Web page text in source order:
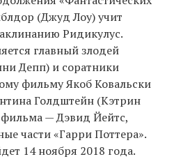
(Джуд Лоу) учит
Ридикулус.
главный злодей
Депп) и соратники
фильму Якоб Ковальски
Голдштейн (Кэтрин
фильма — Дэвид Йейтс,
части «Гарри Поттера».
14 ноября 2018 года.